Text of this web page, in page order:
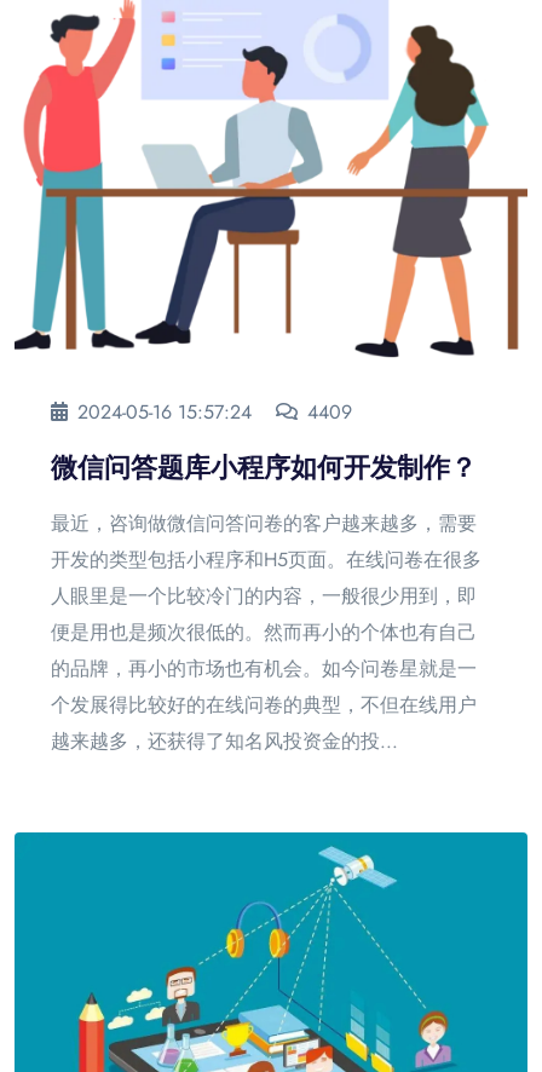
2024-05-16 15:57:24 4409
微信问答题库小程序如何开发制作？
最近，咨询做微信问答问卷的客户越来越多，需要
开发的类型包括小程序和H5页面。在线问卷在很多
人眼里是一个比较冷门的内容，一般很少用到，即
便是用也是频次很低的。然而再小的个体也有自己
的品牌，再小的市场也有机会。如今问卷星就是一
个发展得比较好的在线问卷的典型，不但在线用户
越来越多，还获得了知名风投资金的投...